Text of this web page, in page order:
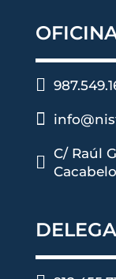


 C/ Raúl